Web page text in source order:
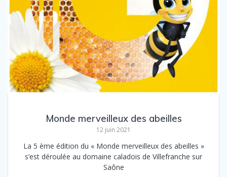
Monde merveilleux des abeilles
12 juin 2021
La 5 ème édition du « Monde merveilleux des abeilles »
s’est déroulée au domaine caladois de Villefranche sur
Saône